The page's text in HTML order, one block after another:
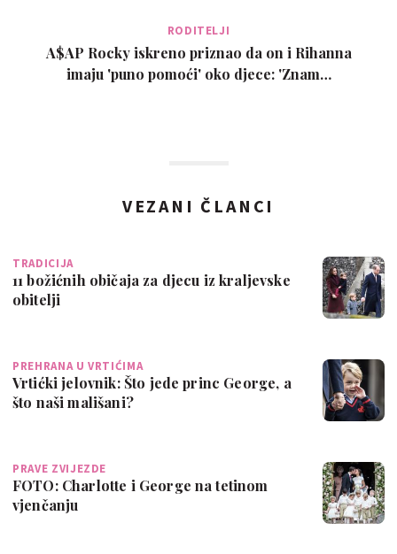
RODITELJI
A$AP Rocky iskreno priznao da on i Rihanna
imaju 'puno pomoći' oko djece: 'Znam…
VEZANI ČLANCI
TRADICIJA
11 božićnih običaja za djecu iz kraljevske
obitelji
PREHRANA U VRTIĆIMA
Vrtićki jelovnik: Što jede princ George, a
što naši mališani?
PRAVE ZVIJEZDE
FOTO: Charlotte i George na tetinom
vjenčanju